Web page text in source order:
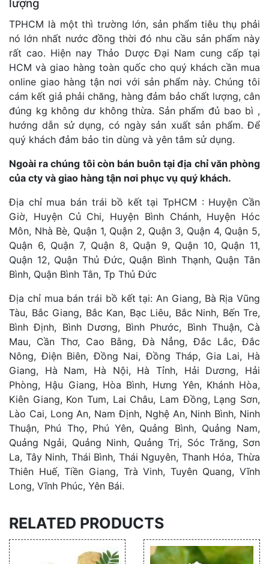
lượng
TPHCM là một thì trường lớn, sản phẩm tiêu thụ phải
nó lớn nhất nước đồng thời đó nhu cầu sản phẩm này
rất cao. Hiện nay Thảo Dược Đại Nam cung cấp tại
HCM và giao hàng toàn quốc cho quý khách cần mua
online giao hàng tận nơi với sản phẩm này. Chúng tôi
cám kết giả phải chăng, hàng đảm bảo chất lượng, cân
đúng kg không dư không thừa. Sản phẩm đủ bao bì ,
hướng dẫn sử dụng, có ngày sản xuất sản phẩm. Để
quý khách đảm bảo tin dùng và yên tâm sử dụng.
Ngoài ra chúng tôi còn bán buôn tại địa chỉ văn phòng
của cty và giao hàng tận nơi phục vụ quý khách.
Địa chỉ mua bán trái bồ kết tại TpHCM : Huyện Cần
Giờ, Huyện Củ Chi, Huyện Bình Chánh, Huyện Hóc
Môn, Nhà Bè, Quận 1, Quận 2, Quận 3, Quận 4, Quận 5,
Quận 6, Quận 7, Quận 8, Quận 9, Quận 10, Quận 11,
Quận 12, Quận Thủ Đức, Quận Bình Thạnh, Quận Tân
Bình, Quận Bình Tân, Tp Thủ Đức
Địa chỉ mua bán trái bồ kết tại: An Giang, Bà Rịa Vũng
Tàu, Bắc Giang, Bắc Kan, Bạc Liêu, Bắc Ninh, Bến Tre,
Bình Định, Bình Dương, Bình Phước, Bình Thuận, Cà
Mau, Cần Thơ, Cao Bằng, Đà Nẳng, Đắc Lắc, Đắc
Nông, Điện Biên, Đồng Nai, Đồng Tháp, Gia Lai, Hà
Giang, Hà Nam, Hà Nội, Hà Tỉnh, Hải Dương, Hải
Phòng, Hậu Giang, Hòa Bình, Hưng Yên, Khánh Hòa,
Kiên Giang, Kon Tum, Lai Châu, Lam Đồng, Lạng Sơn,
Lào Cai, Long An, Nam Định, Nghệ An, Ninh Bình, Ninh
Thuận, Phú Thọ, Phú Yên, Quảng Bình, Quảng Nam,
Quảng Ngải, Quảng Ninh, Quảng Trị, Sóc Trăng, Sơn
La, Tây Ninh, Thái Bình, Thái Nguyên, Thanh Hóa, Thừa
Thiên Huế, Tiền Giang, Trà Vinh, Tuyên Quang, Vĩnh
Long, Vĩnh Phúc, Yên Bái.
RELATED PRODUCTS